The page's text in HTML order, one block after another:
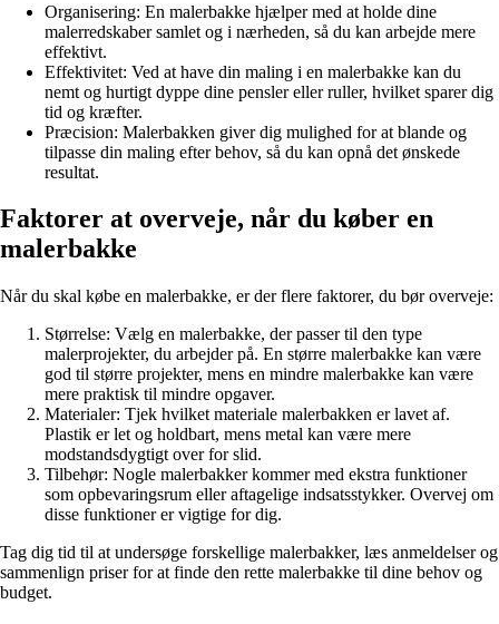
Organisering: En malerbakke hjælper med at holde dine
malerredskaber samlet og i nærheden, så du kan arbejde mere
effektivt.
Effektivitet: Ved at have din maling i en malerbakke kan du
nemt og hurtigt dyppe dine pensler eller ruller, hvilket sparer dig
tid og kræfter.
Præcision: Malerbakken giver dig mulighed for at blande og
tilpasse din maling efter behov, så du kan opnå det ønskede
resultat.
Faktorer at overveje, når du køber en
malerbakke
Når du skal købe en malerbakke, er der flere faktorer, du bør overveje:
Størrelse: Vælg en malerbakke, der passer til den type
malerprojekter, du arbejder på. En større malerbakke kan være
god til større projekter, mens en mindre malerbakke kan være
mere praktisk til mindre opgaver.
Materialer: Tjek hvilket materiale malerbakken er lavet af.
Plastik er let og holdbart, mens metal kan være mere
modstandsdygtigt over for slid.
Tilbehør: Nogle malerbakker kommer med ekstra funktioner
som opbevaringsrum eller aftagelige indsatsstykker. Overvej om
disse funktioner er vigtige for dig.
Tag dig tid til at undersøge forskellige malerbakker, læs anmeldelser og
sammenlign priser for at finde den rette malerbakke til dine behov og
budget.